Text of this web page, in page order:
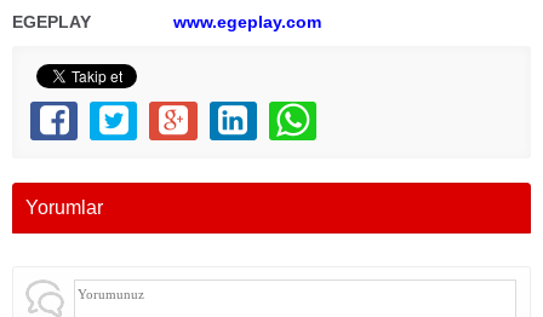
EGEPLAY www.egeplay.com
Yorumlar